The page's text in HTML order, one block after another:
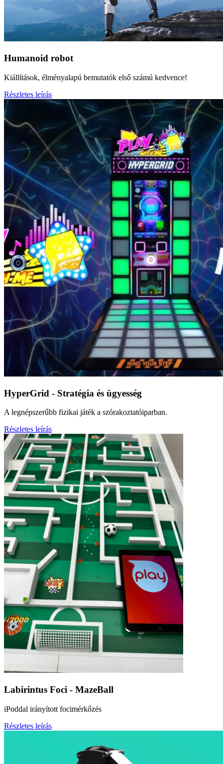
Humanoid robot
Kiállítások, élményalapú bemutatók első számú kedvence!
Részletes leírás
HyperGrid - Stratégia és ügyesség
A legnépszerűbb fizikai játék a szórakoztatóiparban.
Részletes leírás
Labirintus Foci - MazeBall
iPoddal irányított focimérkőzés
Részletes leírás